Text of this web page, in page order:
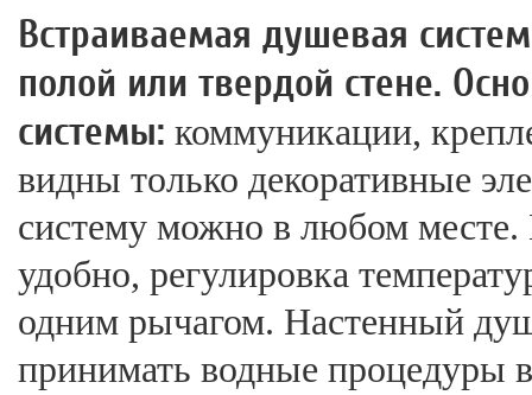
Встраиваемая душевая
полой или твердой стене.
системы: коммуникации,
видны только декоративные
систему можно в любом месте.
удобно, регулировка
одним рычагом. Настенный
принимать водные процедуры